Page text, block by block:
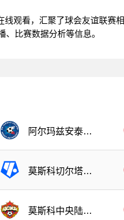
观看，汇聚了球会友谊联
比赛数据分析等信息。
阿尔玛兹安泰青
莫斯科切尔塔诺
莫斯科中央陆军